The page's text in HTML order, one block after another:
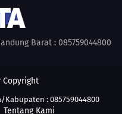
Barat : 085759044800
Copyright
: 085759044800
Tentang Kami